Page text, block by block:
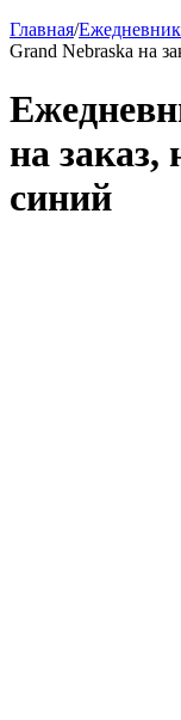
Главная/
Grand Nebraska на
на заказ,
синий